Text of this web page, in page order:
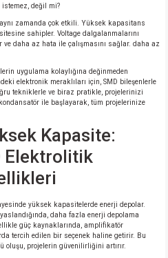
değil mi?
zamanda çok etkili. Yüksek kapasitans
sahipler. Voltage dalgalanmalarını
ve daha az hata ile çalışmasını sağlar. daha az
uygulama kolaylığına değinmeden
elektronik meraklıları için, SMD bileşenlerle
tekniklerle ve biraz pratikle, projelerinizi
ile başlayarak, tüm projelerinize
Kapasite:
Elektrolitik
yüksek kapasitelerde enerji depolar.
daha fazla enerji depolama
güç kaynaklarında, amplifikatör
tercih edilen bir seçenek haline getirir. Bu
oluşu, projelerin güvenilirliğini artırır.